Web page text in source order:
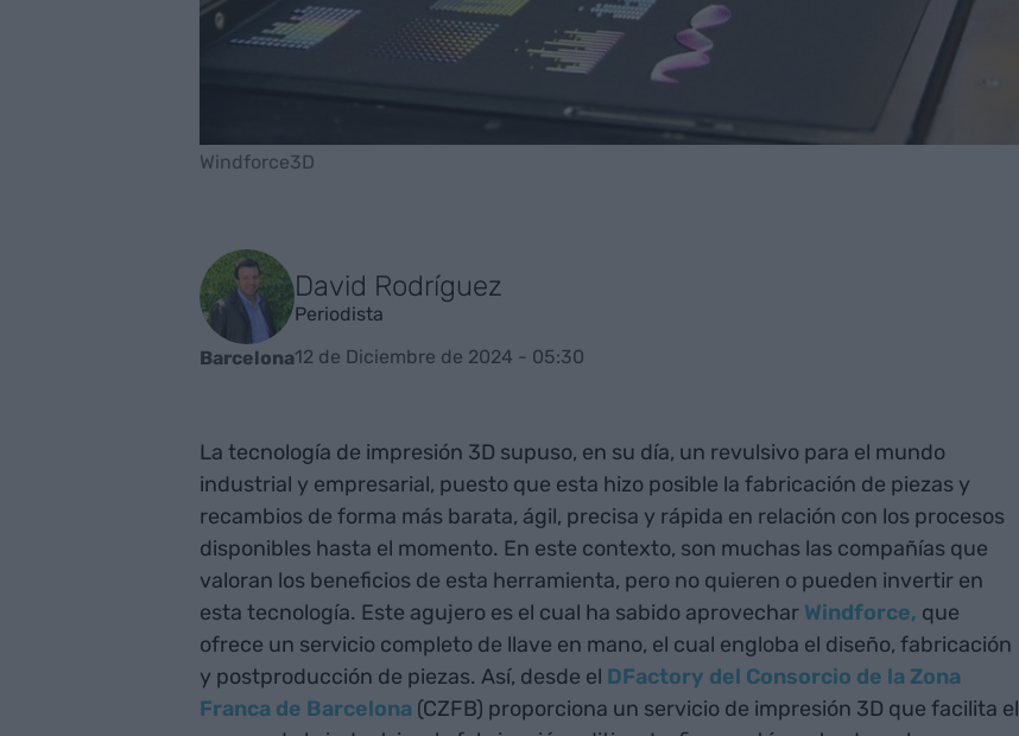
Windforce3D
David Rodríguez
Periodista
Barcelona12 de Diciembre de 2024 - 05:30
La tecnología de impresión 3D supuso, en su día, un revulsivo para el mundo
industrial y empresarial, puesto que esta hizo posible la fabricación de piezas y
recambios de forma más barata, ágil, precisa y rápida en relación con los procesos
disponibles hasta el momento. En este contexto, son muchas las compañías que
valoran los beneficios de esta herramienta, pero no quieren o pueden invertir en
esta tecnología. Este agujero es el cual ha sabido aprovechar Windforce, que
ofrece un servicio completo de llave en mano, el cual engloba el diseño, fabricación
y postproducción de piezas. Así, desde el DFactory del Consorcio de la Zona
Franca de Barcelona (CZFB) proporciona un servicio de impresión 3D que facilita el